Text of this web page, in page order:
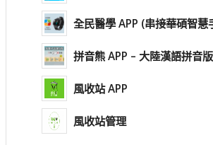
全民醫學 APP (串接華碩智慧
拼音熊 APP – 大陸漢語拼音版
風收站 APP
風收站管理